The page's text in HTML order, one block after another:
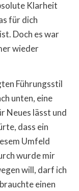
Klarheit
für dich
Doch es war
wieder
Führungsstil
unten, eine
Neues lässt und
dass ein
Umfeld
wurde mir
will, darf ich
einen